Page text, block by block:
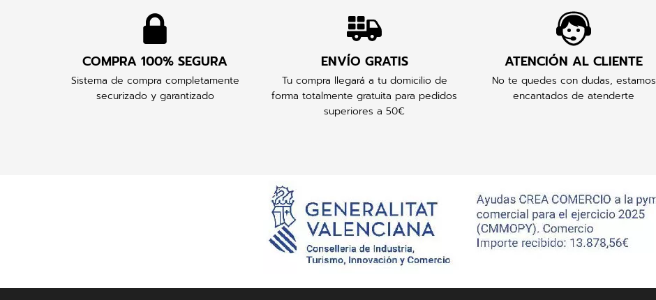
COMPRA 100% SEGURA
Sistema de compra completamente
securizado y garantizado
ENVÍO GRATIS
Tu compra llegará a tu domicilio de
forma totalmente gratuita para pedidos
superiores a 50€
ATENCIÓN AL CLIENTE
No te quedes con dudas, estamos
encantados de atenderte